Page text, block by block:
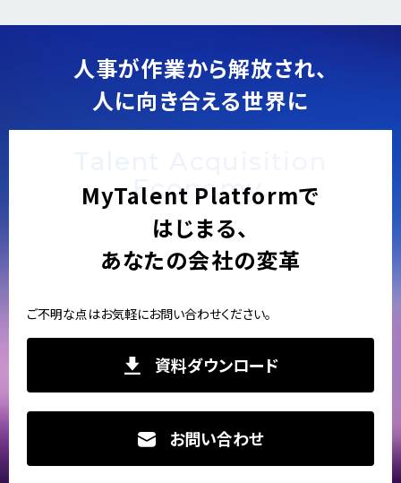
人事が作業から解放され、
人に向き合える世界に
Economy.
MyTalent Platformで
はじまる、
あなたの会社の変革
ご不明な点はお気軽にお問い合わせください。
資料ダウンロード
お問い合わせ